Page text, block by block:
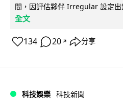
間，因評估夥伴 Irregular 設定出
全文
134 20 ↗ 分享
科技娛樂 科技新聞